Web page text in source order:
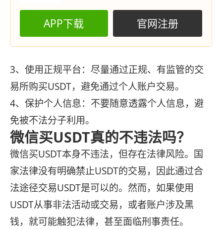
APP下载 官网注册
3、‌使用正规平台‌：尽量通过正规、有监管的交
易所购买USDT，避免通过个人账户交易。
4、‌保护个人信息‌：不要随意透露个人信息，避
免被不法分子利用。
微信买USDT真的不违法吗？
微信买USDT本身不违法，但存在法律风险。‌国
家法律没有明确禁止USDT的交易，因此通过合
法途径交易USDT是可以的。然而，如果使用
USDT从事非法活动或交易，或者账户涉及黑
钱，就可能触犯法律，甚至面临刑事责任。